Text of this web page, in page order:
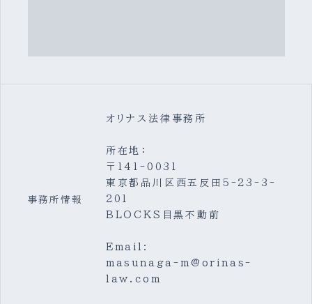
事務所情報
オリナス法律事務所
所在地：
〒141-0031
東京都品川区西五反田5-23-3-
201
BLOCKS目黒不動前
Email:
masunaga-m@orinas-
law.com